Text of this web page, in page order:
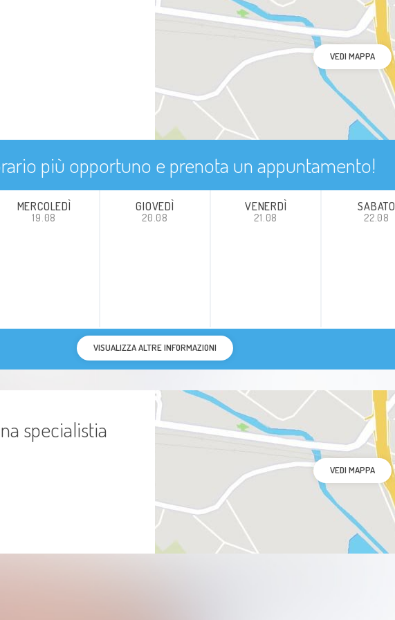
VEDI MAPPA
più opportuno e prenota un appuntamento!
MERCOLEDÌ
19.08
GIOVEDÌ
20.08
VENERDÌ
21.08
SABATO
22.08
VISUALIZZA ALTRE INFORMAZIONI
specialistia
VEDI MAPPA